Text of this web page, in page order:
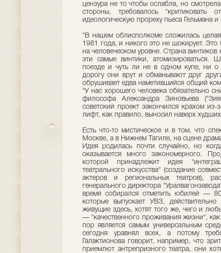
цензура не то чтобы ослабла, но
стороны, требовалось "критиковать
идеологическую прореху пьеса Гельмана
"В нашем облисполкоме сложилась
1981 года, и никого это не шокирует.
на человеческом уровне. Страна винтиков
эти самые винтики, атомизироваться.
поезде и чуть ли не в одном купе, ни о
дорогу они врут и обманывают друг
обрушивает едва наметившийся общий
"У нас хорошего человека обязательно
философа Александра Зиновьева
советский проект закончился крахом
лифт, как правило, выносил наверх
Есть что-то мистическое и в том, что
Москве, а в Нижнем Тагиле, на сцене
Идея родилась почти случайно, но
оказывается много закономерного.
которой принадлежит идея
театрального искусства" (создание
актеров и региональных театров),
генерального директора
время собирался отметить юбилей —
которые выпускает УВЗ,
живущие здесь, хотят того же, чего и
— "качественного проживания жизни",
пор является самым универсальным
сегодня уравнял всех, а потому
Галактионова говорит, например, что
приемлют антрепризного театра, они